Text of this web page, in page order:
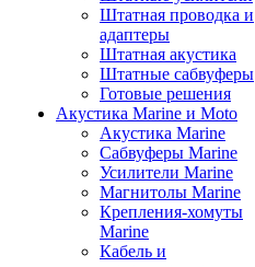
Штатная проводка и
адаптеры
Штатная акустика
Штатные сабвуферы
Готовые решения
Акустика Marine и Moto
Акустика Marine
Сабвуферы Marine
Усилители Marine
Магнитолы Marine
Крепления-хомуты
Marine
Кабель и